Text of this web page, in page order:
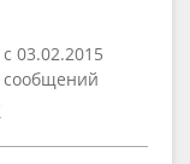
03.02.2015
сообщений